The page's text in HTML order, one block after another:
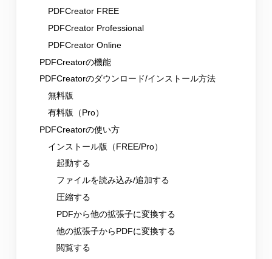
PDFCreator FREE
PDFCreator Professional
PDFCreator Online
PDFCreatorの機能
PDFCreatorのダウンロード/インストール方法
無料版
有料版（Pro）
PDFCreatorの使い方
インストール版（FREE/Pro）
起動する
ファイルを読み込み/追加する
圧縮する
PDFから他の拡張子に変換する
他の拡張子からPDFに変換する
閲覧する